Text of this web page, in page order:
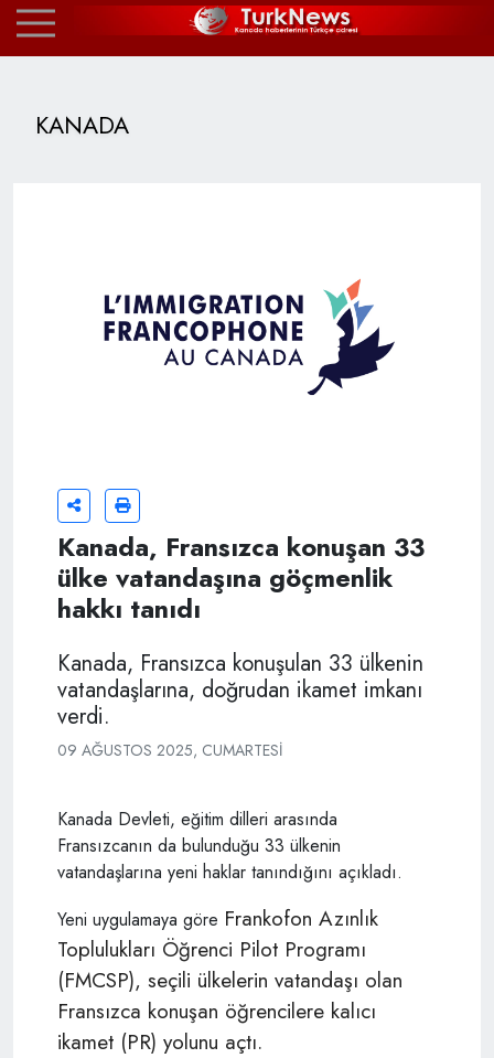
KANADA
Kanada, Fransızca konuşan 33
ülke vatandaşına göçmenlik
hakkı tanıdı
Kanada, Fransızca konuşulan 33 ülkenin
vatandaşlarına, doğrudan ikamet imkanı
verdi.
09 AĞUSTOS 2025, CUMARTESI
Kanada Devleti, eğitim dilleri arasında
Fransızcanın da bulunduğu 33 ülkenin
vatandaşlarına yeni haklar tanındığını açıkladı.
Yeni uygulamaya göre Frankofon Azınlık
Toplulukları Öğrenci Pilot Programı
(FMCSP), seçili ülkelerin vatandaşı olan
Fransızca konuşan öğrencilere kalıcı
ikamet (PR) yolunu açtı.